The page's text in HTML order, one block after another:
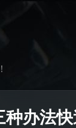
办法快